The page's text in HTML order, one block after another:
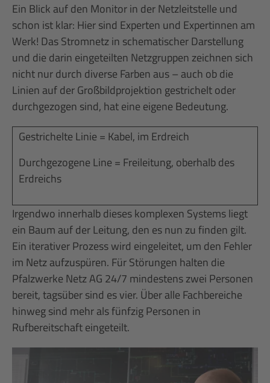
Ein Blick auf den Monitor in der Netzleitstelle und
schon ist klar: Hier sind Experten und Expertinnen am
Werk! Das Stromnetz in schematischer Darstellung
und die darin eingeteilten Netzgruppen zeichnen sich
nicht nur durch diverse Farben aus – auch ob die
Linien auf der Großbildprojektion gestrichelt oder
durchgezogen sind, hat eine eigene Bedeutung.
Gestrichelte Linie = Kabel, im Erdreich
Durchgezogene Line = Freileitung, oberhalb des
Erdreichs
Irgendwo innerhalb dieses komplexen Systems liegt
ein Baum auf der Leitung, den es nun zu finden gilt.
Ein iterativer Prozess wird eingeleitet, um den Fehler
im Netz aufzuspüren. Für Störungen halten die
Pfalzwerke Netz AG 24/7 mindestens zwei Personen
bereit, tagsüber sind es vier. Über alle Fachbereiche
hinweg sind mehr als fünfzig Personen in
Rufbereitschaft eingeteilt.